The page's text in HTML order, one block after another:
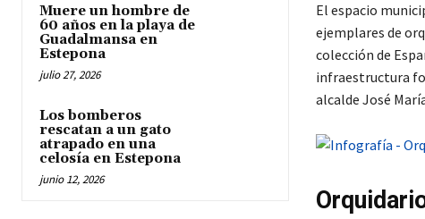
Muere un hombre de
60 años en la playa de
Guadalmansa en
Estepona
julio 27, 2026
Los bomberos
rescatan a un gato
atrapado en una
celosía en Estepona
junio 12, 2026
El espacio
ejemplares de
colección de
infraestructura
alcalde José